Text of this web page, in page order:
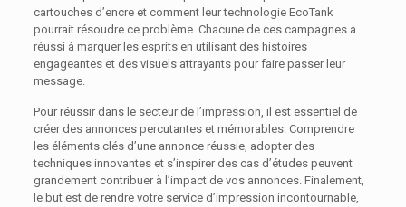
cartouches d’encre et comment leur technologie EcoTank
pourrait résoudre ce problème. Chacune de ces campagnes a
réussi à marquer les esprits en utilisant des histoires
engageantes et des visuels attrayants pour faire passer leur
message.
Pour réussir dans le secteur de l’impression, il est essentiel de
créer des annonces percutantes et mémorables. Comprendre
les éléments clés d’une annonce réussie, adopter des
techniques innovantes et s’inspirer des cas d’études peuvent
grandement contribuer à l’impact de vos annonces. Finalement,
le but est de rendre votre service d’impression incontournable,